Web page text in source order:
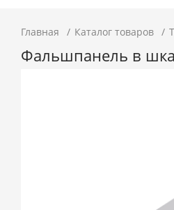
Главная Каталог товаров
Фальшпанель в